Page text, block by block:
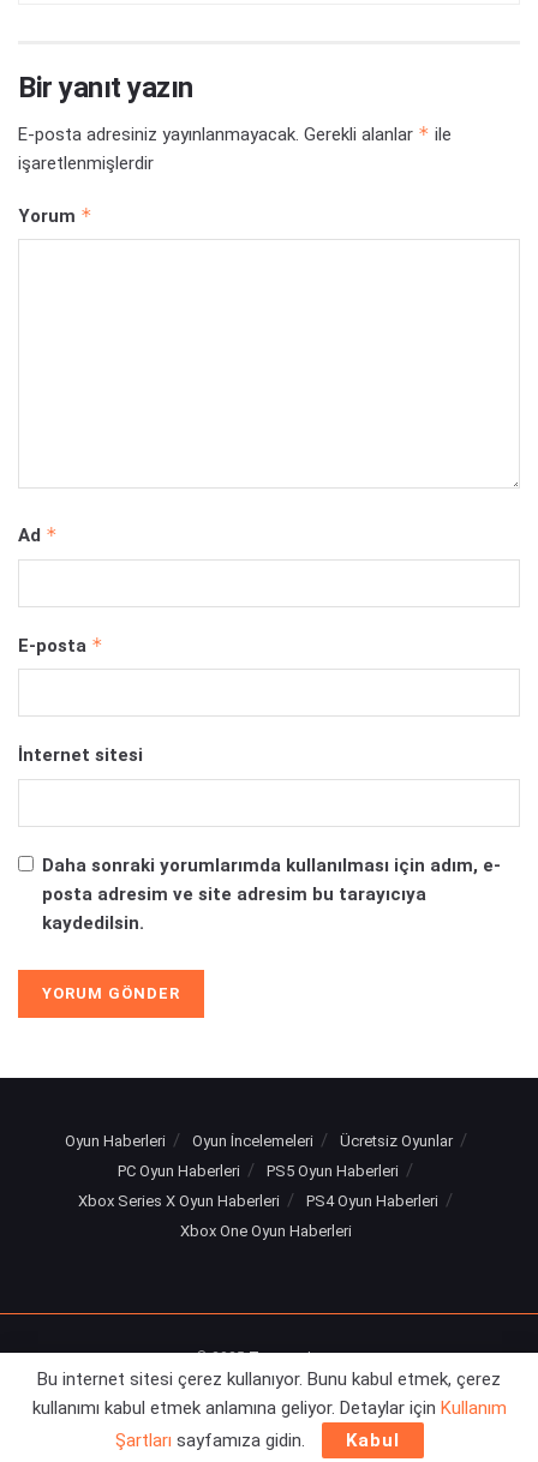
Bir yanıt yazın
E-posta adresiniz yayınlanmayacak. Gerekli alanlar * ile
işaretlenmişlerdir
Yorum *
Ad *
E-posta *
İnternet sitesi
Daha sonraki yorumlarımda kullanılması için adım, e-
posta adresim ve site adresim bu tarayıcıya
kaydedilsin.
Oyun Haberleri Oyun İncelemeleri
Ücretsiz Oyunlar
PC Oyun Haberleri
PS5 Oyun Haberleri
Xbox Series X Oyun Haberleri
PS4 Oyun Haberleri
Xbox One Oyun Haberleri
© 2025Turuncu Levye
Bu internet sitesi çerez kullanıyor. Bunu kabul etmek, çerez
kullanımı kabul etmek anlamına geliyor. Detaylar için Kullanım
Şartları sayfamıza gidin. Kabul